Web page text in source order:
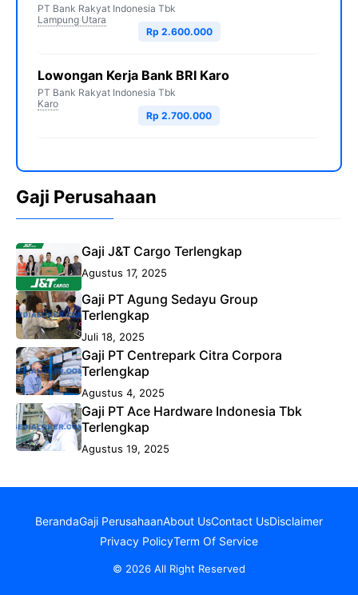
PT Bank Rakyat Indonesia Tbk
Lampung Utara
Rp 2.600.000
Lowongan Kerja Bank BRI Karo
PT Bank Rakyat Indonesia Tbk
Karo
Rp 2.700.000
Gaji Perusahaan
Gaji J&T Cargo Terlengkap
Agustus 17, 2025
Gaji PT Agung Sedayu Group
Terlengkap
Juli 18, 2025
Gaji PT Centrepark Citra Corpora
Terlengkap
Agustus 4, 2025
Gaji PT Ace Hardware Indonesia Tbk
Terlengkap
Agustus 19, 2025
BerandaGaji PerusahaanAbout UsContact UsDisclaimer
Privacy PolicyTerm Of Service
© 2026 All Right Reserved